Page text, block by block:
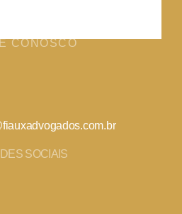
CONOSCO
SOCIAIS